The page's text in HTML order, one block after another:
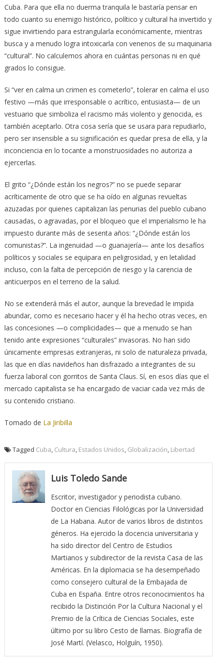
Cuba. Para que ella no duerma tranquila le bastaría pensar en
todo cuanto su enemigo histórico, político y cultural ha invertido y
sigue invirtiendo para estrangularla económicamente, mientras
busca y a menudo logra intoxicarla con venenos de su maquinaria
“cultural”. No calculemos ahora en cuántas personas ni en qué
grados lo consigue.
Si “ver en calma un crimen es cometerlo”, tolerar en calma el uso
festivo —más que irresponsable o acrítico, entusiasta— de un
vestuario que simboliza el racismo más violento y genocida, es
también aceptarlo. Otra cosa sería que se usara para repudiarlo,
pero ser insensible a su significación es quedar presa de ella, y la
inconciencia en lo tocante a monstruosidades no autoriza a
ejercerlas.
El grito “¿Dónde están los negros?” no se puede separar
acríticamente de otro que se ha oído en algunas revueltas
azuzadas por quienes capitalizan las penurias del pueblo cubano
causadas, o agravadas, por el bloqueo que el imperialismo le ha
impuesto durante más de sesenta años: “¿Dónde están los
comunistas?”. La ingenuidad —o guanajería— ante los desafíos
políticos y sociales se equipara en peligrosidad, y en letalidad
incluso, con la falta de percepción de riesgo y la carencia de
anticuerpos en el terreno de la salud.
No se extenderá más el autor, aunque la brevedad le impida
abundar, como es necesario hacer y él ha hecho otras veces, en
las concesiones —o complicidades— que a menudo se han
tenido ante expresiones “culturales” invasoras. No han sido
únicamente empresas extranjeras, ni solo de naturaleza privada,
las que en días navideños han disfrazado a integrantes de su
fuerza laboral con gorritos de Santa Claus. Sí, en esos días que el
mercado capitalista se ha encargado de vaciar cada vez más de
su contenido cristiano.
Tomado de La Jiribilla
Tagged Cuba Cultura Estados Unidos Globalización Libertad
Luis Toledo Sande
Escritor, investigador y periodista cubano.
Doctor en Ciencias Filológicas por la Universidad
de La Habana. Autor de varios libros de distintos
géneros. Ha ejercido la docencia universitaria y
ha sido director del Centro de Estudios
Martianos y subdirector de la revista Casa de las
Américas. En la diplomacia se ha desempeñado
como consejero cultural de la Embajada de
Cuba en España. Entre otros reconocimientos ha
recibido la Distinción Por la Cultura Nacional y el
Premio de la Crítica de Ciencias Sociales, este
último por su libro Cesto de llamas. Biografía de
José Martí. (Velasco, Holguín, 1950).